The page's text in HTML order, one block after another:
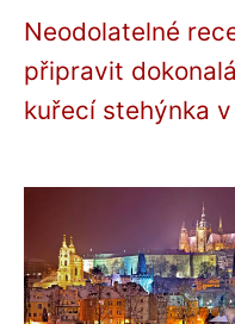
Neodolatelné
připravit
kuřecí stehýnka